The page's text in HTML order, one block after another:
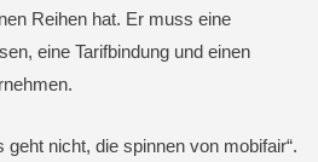
Reihen hat. Er muss eine
eine Tarifbindung und einen
geht nicht, die spinnen von mobifair“.